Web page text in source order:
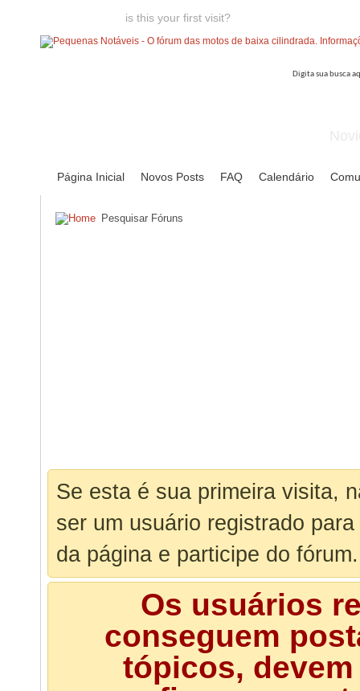
is this your first visit?
Página Inicial Novos Posts FAQ Calendário
Pesquisar Fóruns
Se esta é sua primeira visita,
ser um usuário registrado
da página e participe do fórum.
Os usuários
conseguem
tópicos,